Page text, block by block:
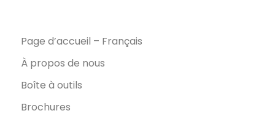
Page d’accueil – Français
À propos de nous
Boîte à outils
Brochures